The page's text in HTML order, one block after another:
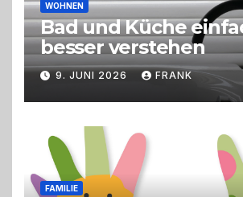
WOHNEN
Bad und Küche
besser verstehen
9. JUNI 2026 FRANK
FAMILIE